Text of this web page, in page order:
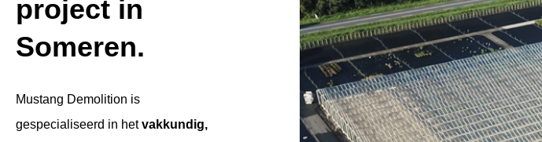
project in
Someren.
Mustang Demolition is
gespecialiseerd in hetvakkundig,